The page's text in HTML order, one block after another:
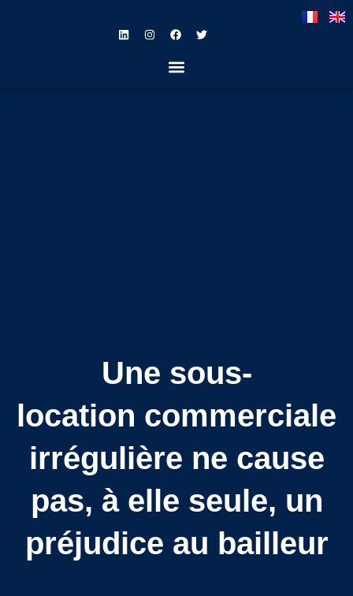
Une sous-
location commerciale
irrégulière ne cause
pas, à elle seule, un
préjudice au bailleur